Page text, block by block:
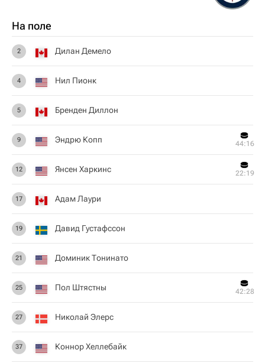
На поле
2 Дилан Демело
4 Нил Пионк
5 Бренден Диллон
9 Эндрю Копп 44:16
12 Янсен Харкинс 22:19
17 Адам Лаури
19 Давид Густафссон
21 Доминик Тонинато
25 Пол Штястны 42:28
27 Николай Элерс
37 Коннор Хеллебайк